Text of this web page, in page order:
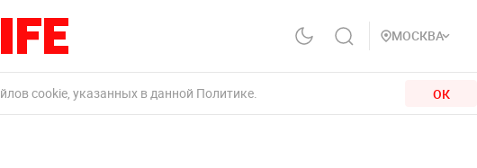
МОСКВА
cookie, указанных в данной Политике. ОК